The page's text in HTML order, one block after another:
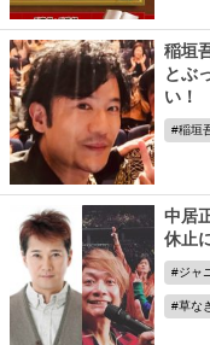
稲垣
とぶ
い！
稲垣
中居
休止
ジャ
草な